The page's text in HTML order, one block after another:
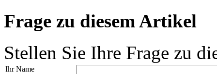
Frage zu diesem Artikel
Stellen Sie Ihre Frage zu
Ihr Name